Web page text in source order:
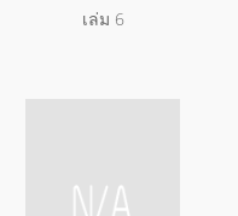
เล่ม 6